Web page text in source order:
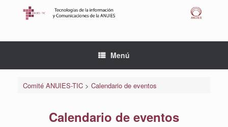
Menú
Comité ANUIES-TIC> Calendario de eventos
Calendario de eventos